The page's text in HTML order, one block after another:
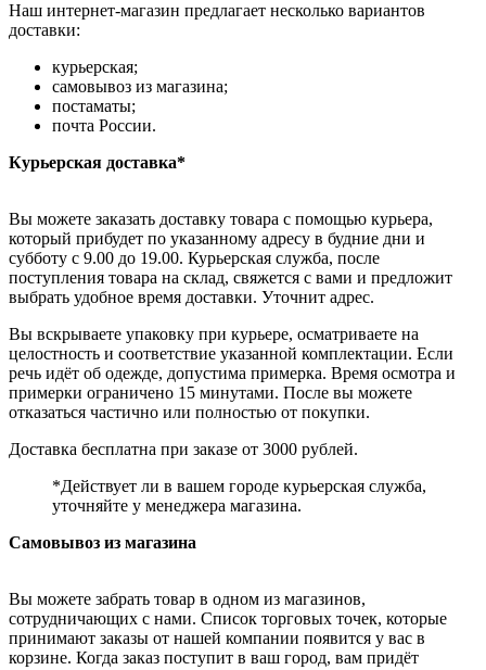
Наш интернет-магазин предлагает несколько вариантов
доставки:
курьерская;
самовывоз из магазина;
постаматы;
почта России.
Курьерская доставка*
Вы можете заказать доставку товара с помощью курьера,
который прибудет по указанному адресу в будние дни и
субботу с 9.00 до 19.00. Курьерская служба, после
поступления товара на склад, свяжется с вами и предложит
выбрать удобное время доставки. Уточнит адрес.
Вы вскрываете упаковку при курьере, осматриваете на
целостность и соответствие указанной комплектации. Если
речь идёт об одежде, допустима примерка. Время осмотра и
примерки ограничено 15 минутами. После вы можете
отказаться частично или полностью от покупки.
Доставка бесплатна при заказе от 3000 рублей.
*Действует ли в вашем городе курьерская служба,
уточняйте у менеджера магазина.
Самовывоз из магазина
Вы можете забрать товар в одном из магазинов,
сотрудничающих с нами. Список торговых точек, которые
принимают заказы от нашей компании появится у вас в
корзине. Когда заказ поступит в ваш город, вам придёт